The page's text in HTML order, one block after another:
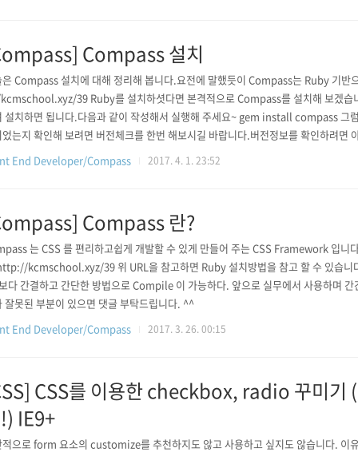
Compass 설치
Compass 설치에 대해 정리해 봅니다.요전에 말했듯이 Compass는 Ruby 기
39 Ruby를 설치하셧다면 본격적으로 Compass를 설치해 보겠습
설치하면 됩니다.다음과 같이 작성해서 실행해 주세요~ gem install compass 그
는지 확인해 보려면 버전체크를 한번 해보시길 바랍니다.버전정보를 확인하려
Framework 인 Compass 를 설치해 보았습니다.비록 간단하고..
End Developer/Compass 2017. 4. 1. 23:52
Compass 란?
는 CSS 를 편리하고쉽게 개발할 수 있게 만들어 주는 CSS Framework 입
kcmschool.xyz/39 위 URL을 참고하면 Ruby 설치방법을 참고 할 수 있습니
다 간결하고 간단한 방법으로 Compile 이 가능하다. 앞으로 실무에서 사용하며
잘못된 부분이 있으면 댓글 부탁드립니다. ^^
End Developer/Compass
2017. 3. 26. 00:15
CSS를 이용한 checkbox, radio 꾸미기
IE9+
으로 form 요소의 customize를 추천하지도 않고 사용하고 싶지도 않습니다. 이